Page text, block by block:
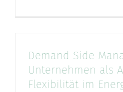
Demand Side
Unternehmen als
Flexibilität im